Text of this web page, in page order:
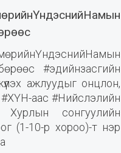
#эдийнзасгийн
ажлуудыг онцлон,
#ХҮН-аас #Нийслэлийн
Хурлын сонгуулийн
(1-10-р хороо)-т нэр